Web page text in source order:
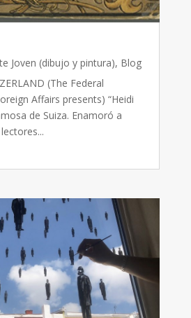
Joven (dibujo y pintura), Blog
(The Federal
Affairs presents) “Heidi
de Suiza. Enamoró a